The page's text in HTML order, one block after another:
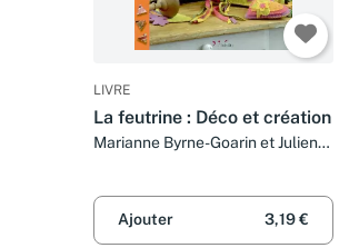
LIVRE
La feutrine : Déco et création
Marianne Byrne-Goarin et Julien
Ajouter 3,19 €